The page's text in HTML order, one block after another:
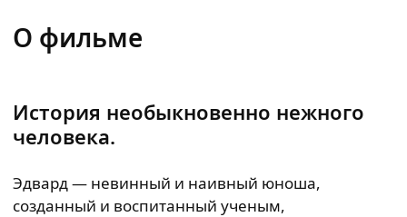
О фильме
История необыкновенно нежного
человека.
Эдвард — невинный и наивный юноша,
созданный и воспитанный ученым,